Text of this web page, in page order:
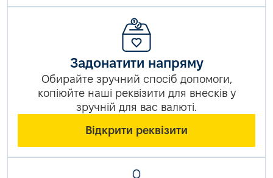
Задонатити напряму
Обирайте зручний спосіб допомоги,
копіюйте наші реквізити для внесків у
зручній для вас валюті.
Відкрити реквізити